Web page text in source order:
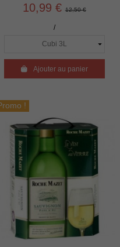
10,99 € 12,50 €
/
Ajouter au panier
!